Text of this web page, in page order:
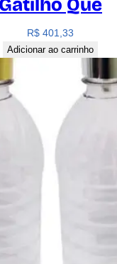
Gatilho Que
R$ 401,33
Adicionar ao carrinho